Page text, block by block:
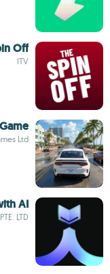
Off
ITV
Ltd
AI
LTD.